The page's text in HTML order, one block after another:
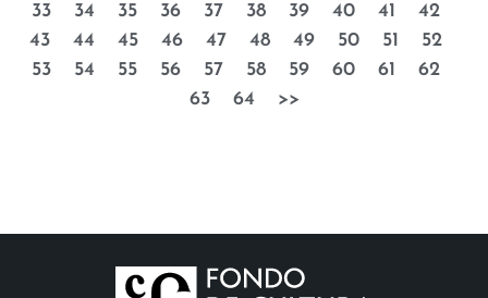
33
34 35 36 37 38 39 40 41
42
43
44 45 46 47 48 49 50 51
52
53
54 55 56 57 58 59 60 61
62
63
64 >>